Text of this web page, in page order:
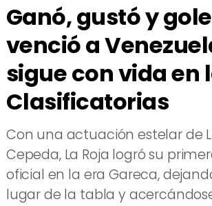
Ganó, gustó y
venció a
sigue con vida en
Clasificatorias
​Con una actuación estelar de
Cepeda, La Roja logró su
oficial en la era Gareca,
lugar de la tabla y